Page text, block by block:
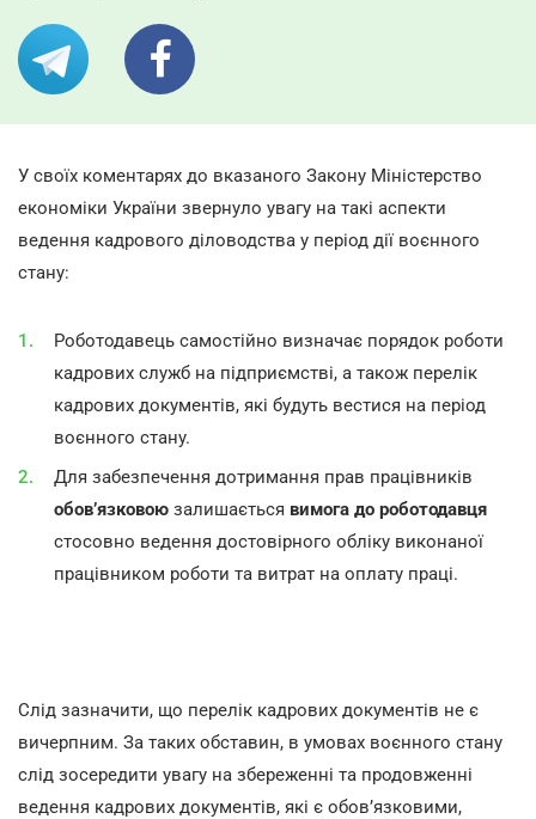
У своїх коментарях до вказаного Закону Міністерство
економіки України звернуло увагу на такі аспекти
ведення кадрового діловодства у період дії воєнного
стану:
Роботодавець самостійно визначає порядок роботи
кадрових служб на підприємстві, а також перелік
кадрових документів, які будуть вестися на період
воєнного стану.
Для забезпечення дотримання прав працівників
обов’язковою залишається вимога до роботодавця
стосовно ведення достовірного обліку виконаної
працівником роботи та витрат на оплату праці.
Слід зазначити, що перелік кадрових документів не є
вичерпним. За таких обставин, в умовах воєнного стану
слід зосередити увагу на збереженні та продовженні
ведення кадрових документів, які є обов’язковими,